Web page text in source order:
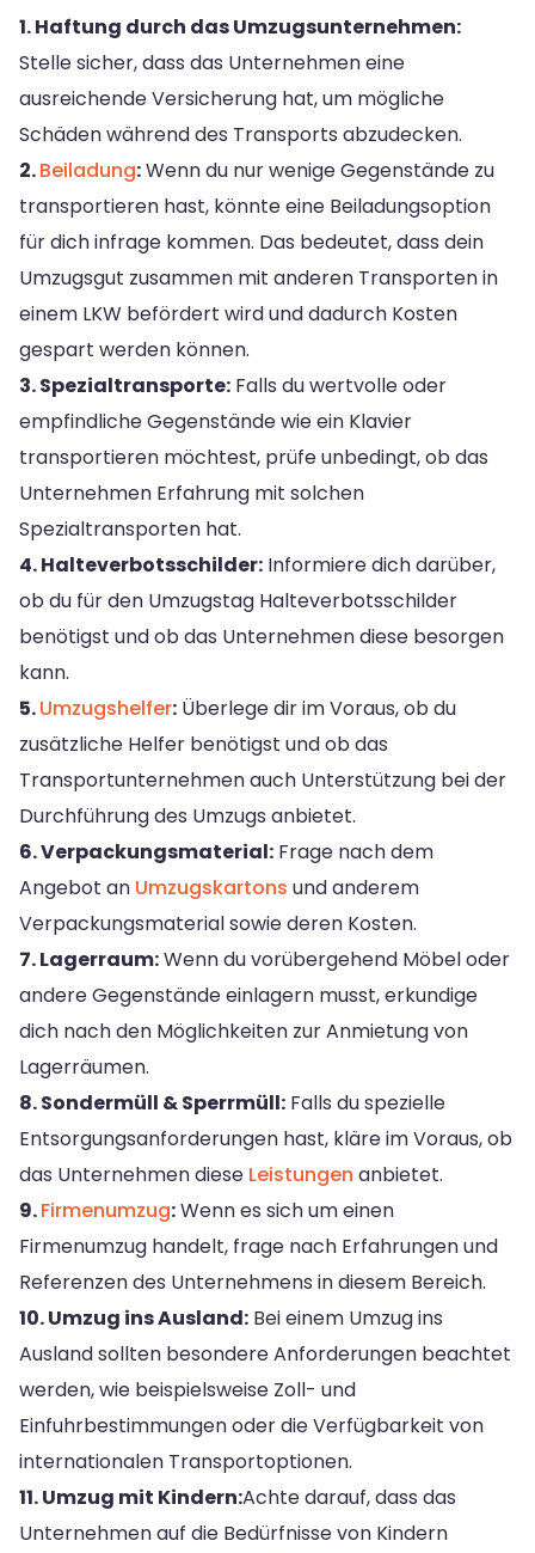
1. Haftung durch das Umzugsunternehmen:
Stelle sicher, dass das Unternehmen eine
ausreichende Versicherung hat, um mögliche
Schäden während des Transports abzudecken.
2.Beiladung:Wenn du nur wenige Gegenstände zu
transportieren hast, könnte eine Beiladungsoption
für dich infrage kommen. Das bedeutet, dass dein
Umzugsgut zusammen mit anderen Transporten in
einem LKW befördert wird und dadurch Kosten
gespart werden können.
3. Spezialtransporte: Falls du wertvolle oder
empfindliche Gegenstände wie ein Klavier
transportieren möchtest, prüfe unbedingt, ob das
Unternehmen Erfahrung mit solchen
Spezialtransporten hat.
4. Halteverbotsschilder: Informiere dich darüber,
ob du für den Umzugstag Halteverbotsschilder
benötigst und ob das Unternehmen diese besorgen
kann.
5.Umzugshelfer: Überlege dir im Voraus, ob du
zusätzliche Helfer benötigst und ob das
Transportunternehmen auch Unterstützung bei der
Durchführung des Umzugs anbietet.
6. Verpackungsmaterial: Frage nach dem
Angebot an Umzugskartons und anderem
Verpackungsmaterial sowie deren Kosten.
7. Lagerraum:Wenn du vorübergehend Möbel oder
andere Gegenstände einlagern musst, erkundige
dich nach den Möglichkeiten zur Anmietung von
Lagerräumen.
8. Sondermüll & Sperrmüll: Falls du spezielle
Entsorgungsanforderungen hast, kläre im Voraus, ob
das Unternehmen diese Leistungen anbietet.
9.Firmenumzug:Wenn es sich um einen
Firmenumzug handelt, frage nach Erfahrungen und
Referenzen des Unternehmens in diesem Bereich.
10. Umzug ins Ausland: Bei einem Umzug ins
Ausland sollten besondere Anforderungen beachtet
werden, wie beispielsweise Zoll- und
Einfuhrbestimmungen oder die Verfügbarkeit von
internationalen Transportoptionen.
11. Umzug mit Kindern:Achte darauf, dass das
Unternehmen auf die Bedürfnisse von Kindern